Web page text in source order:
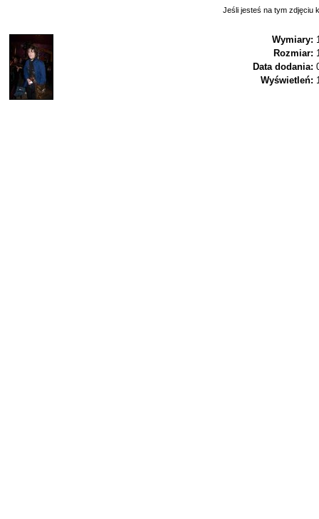
Jeśli jesteś na tym zdjęciu
Wymiary:
Rozmiar:
Data dodania:
Wyświetleń: